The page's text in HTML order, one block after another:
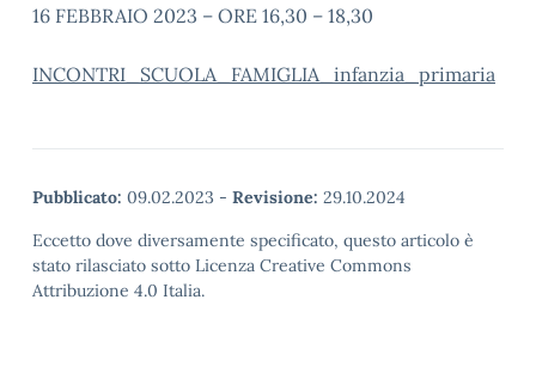
16 FEBBRAIO 2023 – ORE 16,30 – 18,30
INCONTRI_SCUOLA_FAMIGLIA_infanzia_primaria
Pubblicato: 09.02.2023 - Revisione: 29.10.2024
Eccetto dove diversamente specificato, questo articolo è
stato rilasciato sotto Licenza Creative Commons
Attribuzione 4.0 Italia.